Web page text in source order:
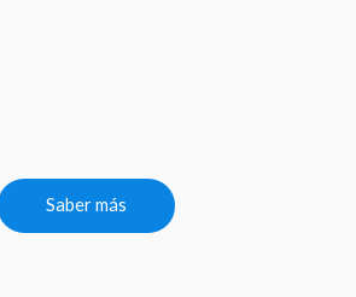
Saber más